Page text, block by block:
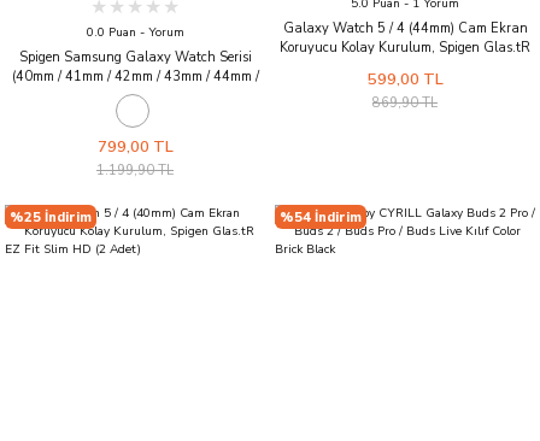
0.0 Puan - Yorum
Spigen Samsung Galaxy Watch Serisi
(40mm / 41mm / 42mm / 43mm / 44mm /
45mm / 46mm / 47mm) Kayış Kordon Band
Lite Fit Black
799,00 TL
1.199,90 TL
5.0 Puan - 1 Yorum
Galaxy Watch 5 / 4 (44mm) Cam Ekran
Koruyucu Kolay Kurulum, Spigen Glas.tR
599,00 TL
869,90 TL
%25 İndirim %54 İndirim